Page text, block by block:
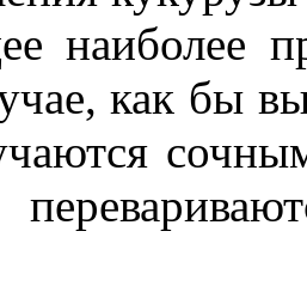
наиболее
как бы